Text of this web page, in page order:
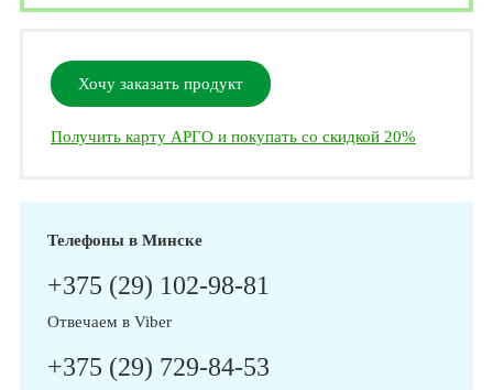
Хочу заказать продукт
Получить карту АРГО и покупать со скидкой 20%
Телефоны в Минске
+375 (29) 102-98-81
Отвечаем в Viber
+375 (29) 729-84-53